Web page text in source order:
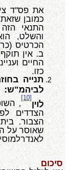
את פס"ד
כמובן
התנאי
והשלט,
הכרטיס
ב. אין
החיים
כזו.
תנייה
לביהמ"ש:
לוין
[10]
,
הצדדים
הצבור.
שאוסר על
סיכום